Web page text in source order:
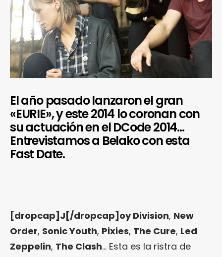
El año pasado lanzaron el gran
«EURIE», y este 2014 lo coronan con
su actuación en el DCode 2014…
Entrevistamos a Belako con esta
Fast Date.
[dropcap]J[/dropcap]oy Division, New
Order, Sonic Youth, Pixies, The Cure, Led
Zeppelin, The Clash… Esta es la ristra de